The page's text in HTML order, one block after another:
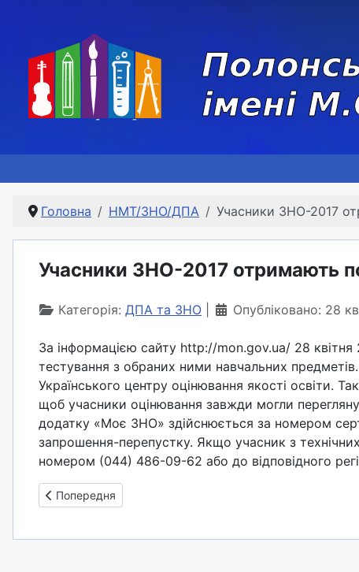
Головна НМТ/ЗНО/ДПА Учасники ЗНО-2017
Учасники ЗНО-2017 отримають
Категорія: ДПА та ЗНО Опубліковано: 28
За інформацією сайту http://mon.gov.ua/ 28
тестування з обраних ними навчальних предметів.
Українського центру оцінювання якості освіти.
щоб учасники оцінювання завжди могли
додатку «Моє ЗНО» здійснюється за номером
запрошення-перепустку. Якщо учасник з
номером (044) 486-09-62 або до відповідного
Попередня стаття: Інформація про порядок проведення
Попередня